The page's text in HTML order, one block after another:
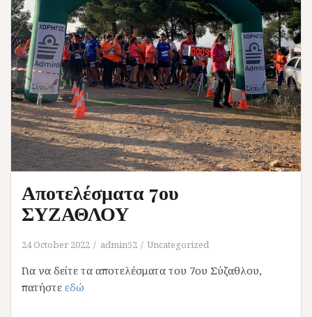
Αποτελέσματα 7ου
ΣΥΖΑΘΛΟΥ
24 October 2022 admin52 Uncategorized
Για να δείτε τα αποτελέσματα του 7ου Σύζαθλου,
πατήστε εδώ